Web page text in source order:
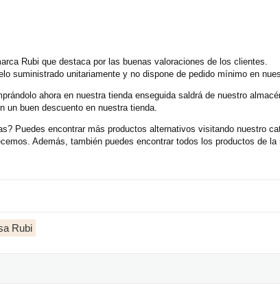
Rubi que destaca por las buenas valoraciones de los clientes.
suministrado unitariamente y no dispone de pedido mínimo en
ahora en nuestra tienda enseguida saldrá de nuestro
un buen descuento en nuestra tienda.
Puedes encontrar más productos alternativos visitando nuestro
Además, también puedes encontrar todos los productos de
Rubi